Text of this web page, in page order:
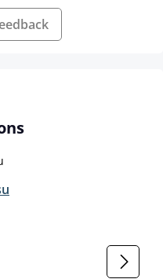
disponible pour le moment.)